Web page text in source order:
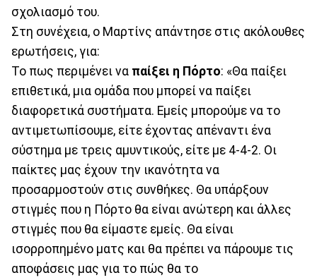
σχολιασμό του.
Στη συνέχεια, ο Μαρτίνς απάντησε στις ακόλουθες
ερωτήσεις, για:
Το πως περιμένει να παίξει η Πόρτο: «Θα παίξει
επιθετικά, μια ομάδα που μπορεί να παίξει
διαφορετικά συστήματα. Εμείς μπορούμε να το
αντιμετωπίσουμε, είτε έχοντας απέναντι ένα
σύστημα με τρεις αμυντικούς, είτε με 4-4-2. Οι
παίκτες μας έχουν την ικανότητα να
προσαρμοστούν στις συνθήκες. Θα υπάρξουν
στιγμές που η Πόρτο θα είναι ανώτερη και άλλες
στιγμές που θα είμαστε εμείς. Θα είναι
ισορροπημένο ματς και θα πρέπει να πάρουμε τις
αποφάσεις μας για το πώς θα το